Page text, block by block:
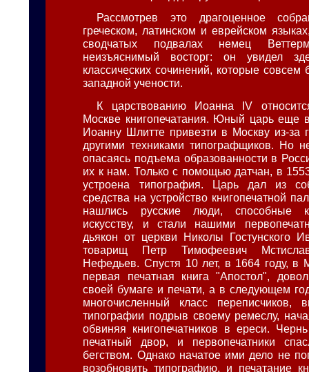
Рассмотрев это драгоценное
греческом, латинском и еврейском
сводчатых подвалах немец
неизъяснимый восторг: он увидел
классических сочинений, которые
западной учености.
К царствованию Иоанна IV
Москве книгопечатания. Юный царь еще
Иоанну Шлитте привезти в Москву из-за
другими техниками типографщиков. Но
опасаясь подъема образованности в
их к нам. Только с помощью датчан, в
устроена типография. Царь дал из
средства на устройство книгопечатной
нашлись русские люди, способные к
искусству, и стали нашими
дьякон от церкви Николы Гостунского
товарищ Петр Тимофеевич
Нефедьев. Спустя 10 лет, в 1664 году, в
первая печатная книга "Апостол",
своей бумаге и печати, а в следующем
многочисленный класс переписчиков,
типографии подрыв своему ремеслу,
обвиняя книгопечатников в ереси.
печатный двор, и первопечатники
бегством. Однако начатое ими дело не
возобновить типографию, и печатание